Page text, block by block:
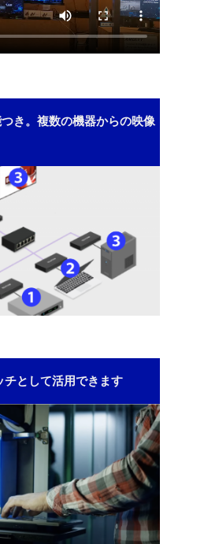
き。複数の機器からの映像
チとして活用できます